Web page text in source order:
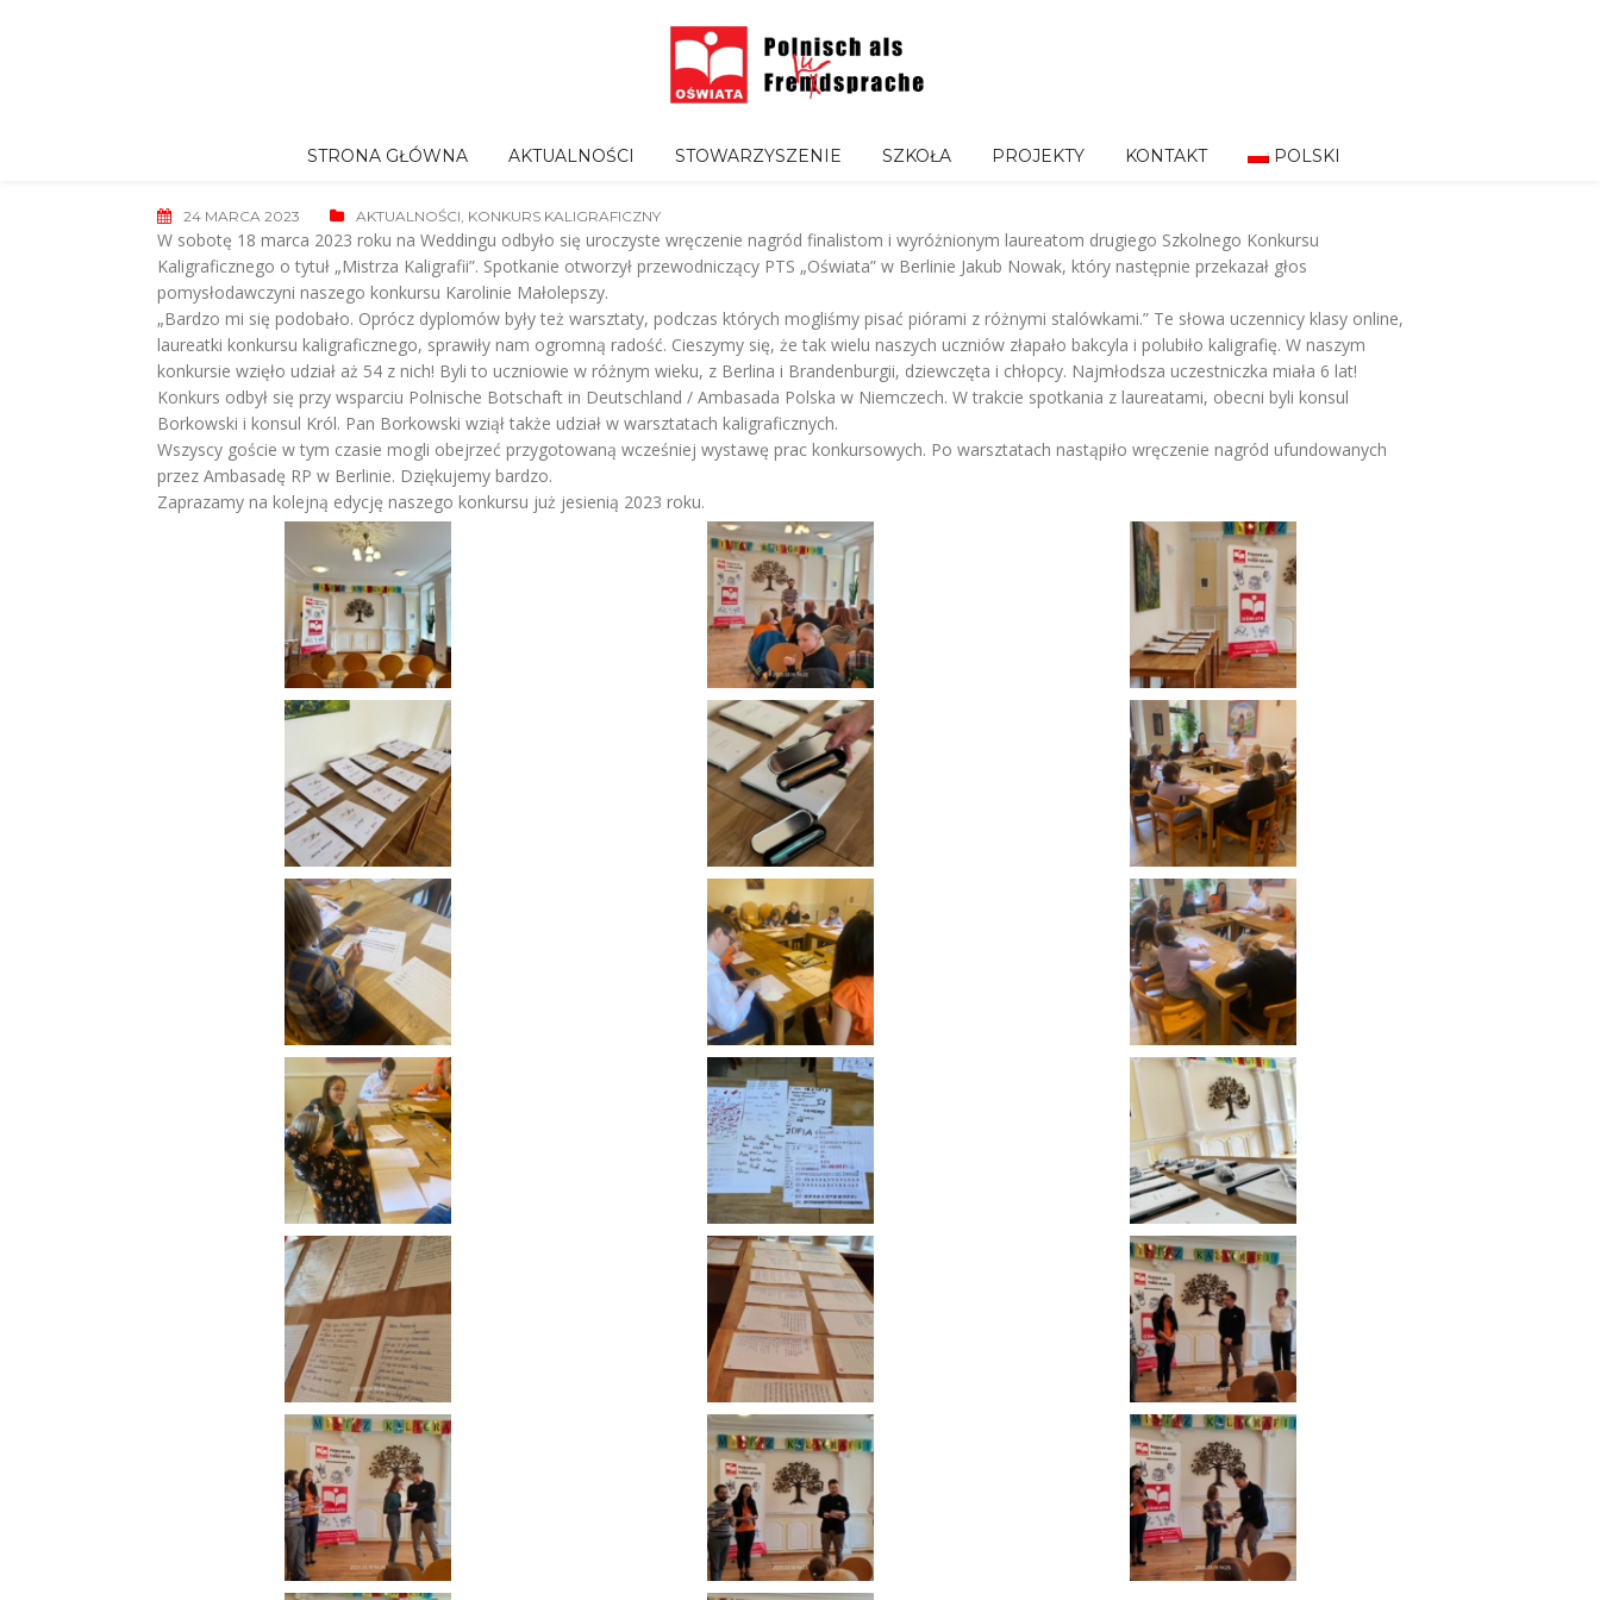
STRONA GŁÓWNA AKTUALNOŚCI STOWARZYSZENIE SZKOŁA PROJEKTY KONTAKT POLSKI
24 MARCA 2023 AKTUALNOŚCI, KONKURS KALIGRAFICZNY
W sobotę 18 marca 2023 roku na Weddingu odbyło się uroczyste wręczenie nagród finalistom i wyróżnionym laureatom drugiego Szkolnego Konkursu
Kaligraficznego o tytuł „Mistrza Kaligrafii”. Spotkanie otworzył przewodniczący PTS „Oświata” w Berlinie Jakub Nowak, który następnie przekazał głos
pomysłodawczyni naszego konkursu Karolinie Małolepszy.
„Bardzo mi się podobało. Oprócz dyplomów były też warsztaty, podczas których mogliśmy pisać piórami z różnymi stalówkami.” Te słowa uczennicy klasy online,
laureatki konkursu kaligraficznego, sprawiły nam ogromną radość. Cieszymy się, że tak wielu naszych uczniów złapało bakcyla i polubiło kaligrafię. W naszym
konkursie wzięło udział aż 54 z nich! Byli to uczniowie w różnym wieku, z Berlina i Brandenburgii, dziewczęta i chłopcy. Najmłodsza uczestniczka miała 6 lat!
Konkurs odbył się przy wsparciu Polnische Botschaft in Deutschland / Ambasada Polska w Niemczech. W trakcie spotkania z laureatami, obecni byli konsul
Borkowski i konsul Król. Pan Borkowski wziął także udział w warsztatach kaligraficznych.
Wszyscy goście w tym czasie mogli obejrzeć przygotowaną wcześniej wystawę prac konkursowych. Po warsztatach nastąpiło wręczenie nagród ufundowanych
przez Ambasadę RP w Berlinie. Dziękujemy bardzo.
Zaprazamy na kolejną edycję naszego konkursu już jesienią 2023 roku.